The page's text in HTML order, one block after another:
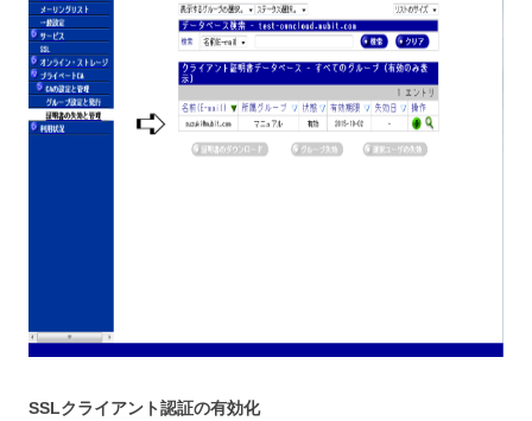
SSLクライアント認証の有効化